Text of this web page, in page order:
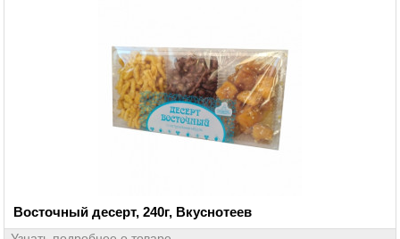
Восточный десерт, 240г, Вкуснотеев